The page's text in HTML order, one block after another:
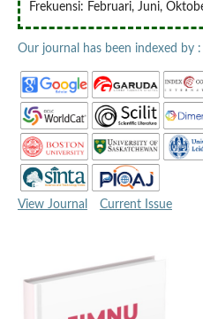
Frekuensi: Februari, Juni,
Our journal has been indexed by :
View Journal Current Issue